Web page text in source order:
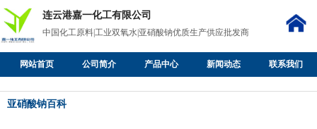
连云港嘉一化工有限公司
中国化工原料|工业双氧水|亚硝酸钠优质生产供应批发商
网站首页 公司简介 产品中心 新闻动态 联系我们
亚硝酸钠百科